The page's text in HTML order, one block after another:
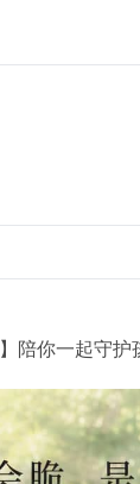
陪你一起守